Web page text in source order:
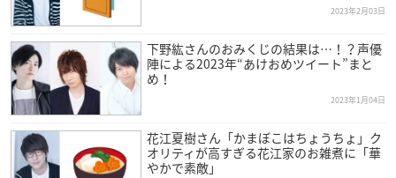
2023年2月03日
下野紘さんのおみくじの結果は…！？声優
陣による2023年“あけおめツイート”まと
め！
2023年1月04日
花江夏樹さん「かまぼこはちょうちょ」ク
オリティが高すぎる花江家のお雑煮に「華
やかで素敵」